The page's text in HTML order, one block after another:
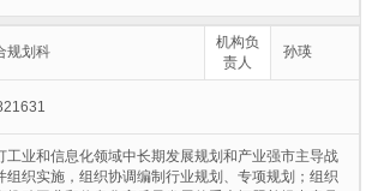
规划科
机构负
责人
孙瑛
工业和信息化领域中长期发展规划和产业强市主导战
组织实施，组织协调编制行业规划、专项规划；组织